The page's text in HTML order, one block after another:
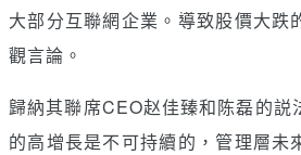
大部分互聯網企業。導致股價大跌
觀言論。
歸納其聯席CEO赵佳臻和陈磊的説
的高增長是不可持續的，管理層未